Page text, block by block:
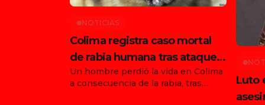
NOTICIAS
Colima registra caso mortal
de rabia humana tras ataque
de animal en Tonila
Un hombre perdió la vida en Colima
a consecuencia de la rabia, tras
Luto